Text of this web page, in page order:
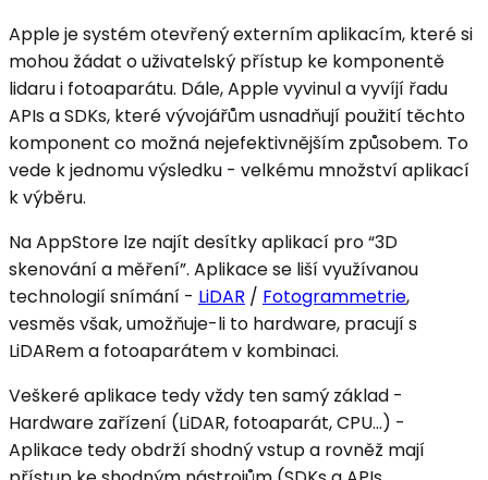
Apple je systém otevřený externím aplikacím, které si
mohou žádat o uživatelský přístup ke komponentě
lidaru i fotoaparátu. Dále, Apple vyvinul a vyvíjí řadu
APIs a SDKs, které vývojářům usnadňují použití těchto
komponent co možná nejefektivnějším způsobem. To
vede k jednomu výsledku - velkému množství aplikací
k výběru.
Na AppStore lze najít desítky aplikací pro “3D
skenování a měření”. Aplikace se liší využívanou
technologií snímání - LiDAR / Fotogrammetrie,
vesměs však, umožňuje-li to hardware, pracují s
LiDARem a fotoaparátem v kombinaci.
Veškeré aplikace tedy vždy ten samý základ -
Hardware zařízení (LiDAR, fotoaparát, CPU…) -
Aplikace tedy obdrží shodný vstup a rovněž mají